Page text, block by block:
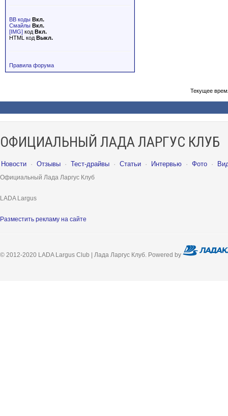
BB коды Вкл.
Смайлы Вкл.
[IMG] код Вкл.
HTML код Выкл.
Правила форума
Текущее
ОФИЦИАЛЬНЫЙ ЛАДА ЛАРГУС КЛУБ
Новости · Отзывы · Тест-драйвы · Статьи · Интервью · Фото ·
Официальный Лада Ларгус Клуб
LADA Largus
Разместить рекламу на сайте
© 2012-2020 LADA Largus Club | Лада Ларгус Клуб. Powered by